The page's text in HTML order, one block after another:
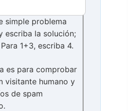
simple problema
escriba la solución;
1+3, escriba 4.
es para comprobar
visitante humano y
de spam